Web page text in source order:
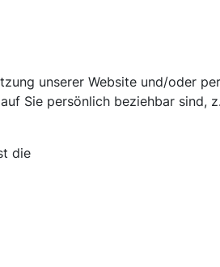
unserer Website und/oder
Sie persönlich beziehbar sind,
die